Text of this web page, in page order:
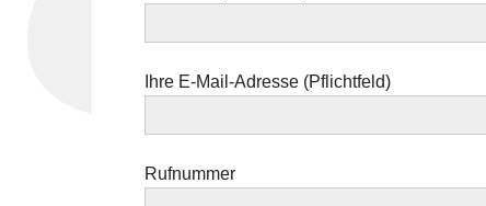
Ihre E-Mail-Adresse (Pflichtfeld)
Rufnummer